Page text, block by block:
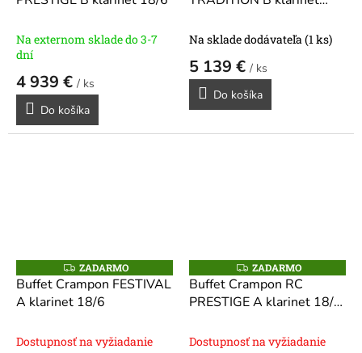
Na externom sklade do 3-7
dní
4 939 € / ks
Do košíka
O
Na sklade dodávateľa(1 ks)
5 139 € / ks
Do košíka
Z
A
D
A
O
ZADARMO
Buffet Crampon FESTIVAL
A klarinet 18/6
Dostupnosť na vyžiadanie
Z
A
D
A
O
ZADARMO
Buffet Crampon RC
PRESTIGE A klarinet 18/6
Dostupnosť na vyžiadanie